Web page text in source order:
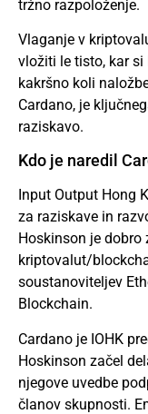
tržno razpoloženje.
Vlaganje v
vložiti le tisto, kar si
kakršno koli
Cardano, je
raziskavo.
Kdo je naredil
Input Output Hong
za raziskave in
Hoskinson je dobro
kriptovalut/
soustanoviteljev
Blockchain.
Cardano je IOHK
Hoskinson začel
njegove uvedbe
članov skupnosti.